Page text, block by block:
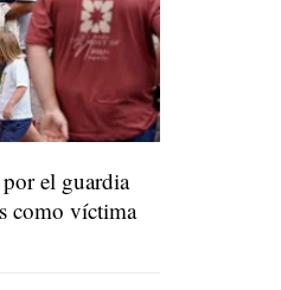
el guardia
como víctima